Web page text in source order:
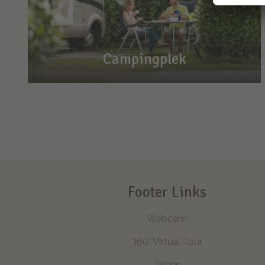
Campingplek
Footer Links
Webcam
360° Virtual Tour